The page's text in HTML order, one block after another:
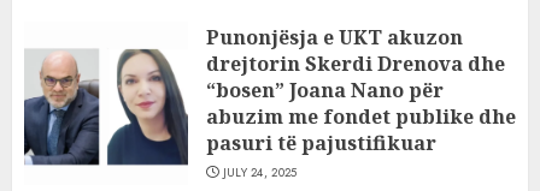
Punonjësja e UKT akuzon
drejtorin Skerdi Drenova dhe
“bosen” Joana Nano për
abuzim me fondet publike dhe
pasuri të pajustifikuar
JULY 24, 2025